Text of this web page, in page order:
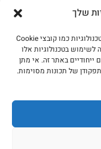
שלך
כדי לספק את החוויה הטובה ביותר, אנו משתמשים בטכנולוגיות כמו קובצי Cookie
בטכנולוגיות אלו
ייחודיים באתר זה. אי מתן
של תכונות מסוימות.